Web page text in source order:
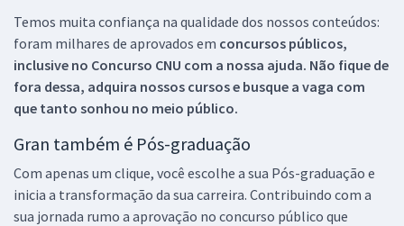
Temos muita confiança na qualidade dos nossos conteúdos:
foram milhares de aprovados em concursos públicos,
inclusive no Concurso CNU com a nossa ajuda. Não fique de
fora dessa, adquira nossos cursos e busque a vaga com
que tanto sonhou no meio público.
Gran também é Pós-graduação
Com apenas um clique, você escolhe a sua Pós-graduação e
inicia a transformação da sua carreira. Contribuindo com a
sua jornada rumo a aprovação no concurso público que